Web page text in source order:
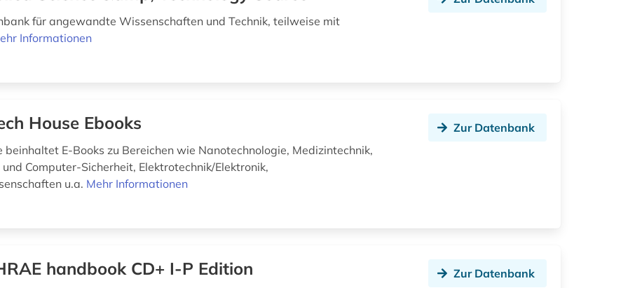
für angewandte Wissenschaften und Technik, teilweise mit
Informationen
House Ebooks
beinhaltet E-Books zu Bereichen wie Nanotechnologie, Medizintechnik,
Computer-Sicherheit, Elektrotechnik/Elektronik,
u.a. Mehr Informationen
Zur Datenbank
handbook CD+ I-P Edition Zur Datenbank